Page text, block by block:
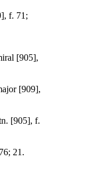
f. 71;
[905],
[909],
[905], f.
21.